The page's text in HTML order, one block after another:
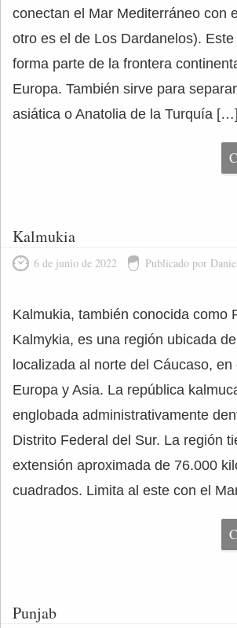
conectan el Mar Mediterráneo con
otro es el de Los Dardanelos). Este
forma parte de la frontera
Europa. También sirve para
asiática o Anatolia de la Turquía […]
Kalmukia
6 de junio de 2022 Publicado por
Kalmukia, también conocida como
Kalmykia, es una región ubicada
localizada al norte del Cáucaso,
Europa y Asia. La república
englobada administrativamente
Distrito Federal del Sur. La región
extensión aproximada de 76.000
cuadrados. Limita al este con el
Punjab